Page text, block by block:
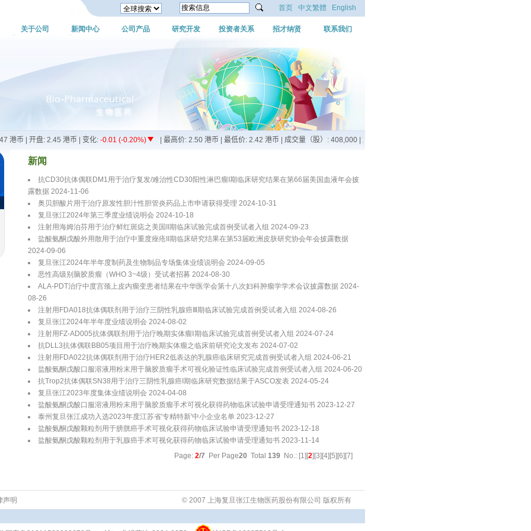
首页 中文繁體 English
关于公司 新闻中心 公司产品 研究开发 投资者关系 招才纳贤 联系我们
新闻
抗CD30抗体偶联DM1用于治疗复发/难治性CD30阳性淋巴瘤I期临床研究结果在第66届美国血液年会披
露数据 2024-11-06
奥贝胆酸片用于治疗原发性胆汁性胆管炎药品上市申请获得受理 2024-10-31
复旦张江2024年第三季度业绩说明会 2024-10-18
注射用海姆泊芬用于治疗鲜红斑痣之美国II期临床试验完成首例受试者入组 2024-09-23
盐酸氨酮戊酸外用散用于治疗中重度痤疮II期临床研究结果在第53届欧洲皮肤研究协会年会披露数据
2024-09-06
复旦张江2024年半年度制药及生物制品专场集体业绩说明会 2024-09-05
恶性高级别脑胶质瘤（WHO 3~4级）受试者招募 2024-08-30
ALA-PDT治疗中度宫颈上皮内瘤变患者结果在中华医学会第十八次妇科肿瘤学学术会议披露数据 2024-
08-26
注射用FDA018抗体偶联剂用于治疗三阴性乳腺癌Ⅲ期临床试验完成首例受试者入组 2024-08-26
复旦张江2024年半年度业绩说明会 2024-08-02
注射用FZ-AD005抗体偶联剂用于治疗晚期实体瘤Ⅰ期临床试验完成首例受试者入组 2024-07-24
抗DLL3抗体偶联BB05项目用于治疗晚期实体瘤之临床前研究论文发布 2024-07-02
注射用FDA022抗体偶联剂用于治疗HER2低表达的乳腺癌临床研究完成首例受试者入组 2024-06-21
盐酸氨酮戊酸口服溶液用粉末用于脑胶质瘤手术可视化验证性临床试验完成首例受试者入组 2024-06-20
抗Trop2抗体偶联SN38用于治疗三阴性乳腺癌I期临床研究数据结果于ASCO发表 2024-05-24
复旦张江2023年度集体业绩说明会 2024-04-08
盐酸氨酮戊酸口服溶液用粉末用于脑胶质瘤手术可视化获得药物临床试验申请受理通知书 2023-12-27
泰州复旦张江成功入选2023年度江苏省'专精特新'中小企业名单 2023-12-27
盐酸氨酮戊酸颗粒剂用于膀胱癌手术可视化获得药物临床试验申请受理通知书 2023-12-18
盐酸氨酮戊酸颗粒剂用于乳腺癌手术可视化获得药物临床试验申请受理通知书 2023-11-14
Page: 2/7 Per Page20 Total 139 No.: [1][2][3][4][5][6][7]
声明 © 2007 上海复旦张江生物医药股份有限公司 版权所有